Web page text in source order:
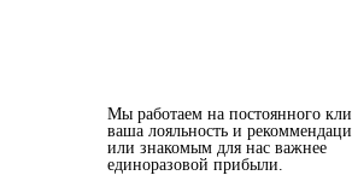
Мы работаем на постоянного
ваша лояльность и
или знакомым для нас важнее
единоразовой прибыли.